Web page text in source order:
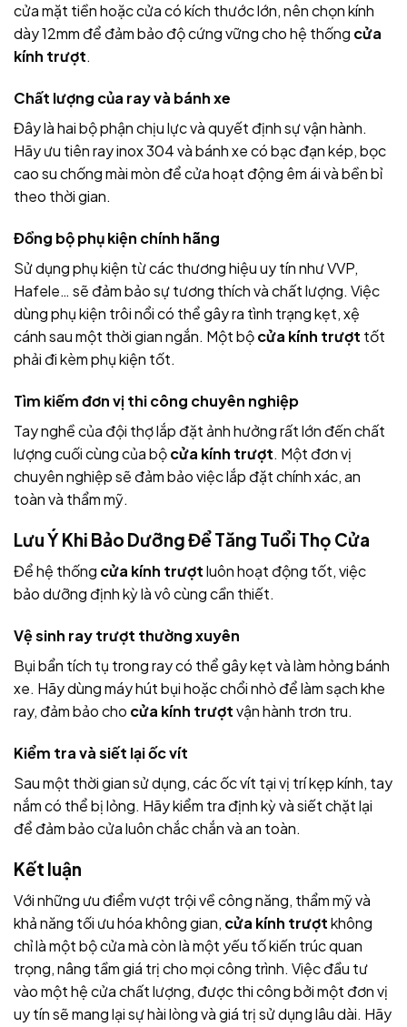
cửa mặt tiền hoặc cửa có kích thước lớn, nên chọn kính
dày 12mm để đảm bảo độ cứng vững cho hệ thống cửa
kính trượt.
Chất lượng của ray và bánh xe
Đây là hai bộ phận chịu lực và quyết định sự vận hành.
Hãy ưu tiên ray inox 304 và bánh xe có bạc đạn kép, bọc
cao su chống mài mòn để cửa hoạt động êm ái và bền bỉ
theo thời gian.
Đồng bộ phụ kiện chính hãng
Sử dụng phụ kiện từ các thương hiệu uy tín như VVP,
Hafele… sẽ đảm bảo sự tương thích và chất lượng. Việc
dùng phụ kiện trôi nổi có thể gây ra tình trạng kẹt, xệ
cánh sau một thời gian ngắn. Một bộcửa kính trượt tốt
phải đi kèm phụ kiện tốt.
Tìm kiếm đơn vị thi công chuyên nghiệp
Tay nghề của đội thợ lắp đặt ảnh hưởng rất lớn đến chất
lượng cuối cùng của bộcửa kính trượt. Một đơn vị
chuyên nghiệp sẽ đảm bảo việc lắp đặt chính xác, an
toàn và thẩm mỹ.
Lưu Ý Khi Bảo Dưỡng Để Tăng Tuổi Thọ Cửa
Để hệ thống cửa kính trượtluôn hoạt động tốt, việc
bảo dưỡng định kỳ là vô cùng cần thiết.
Vệ sinh ray trượt thường xuyên
Bụi bẩn tích tụ trong ray có thể gây kẹt và làm hỏng bánh
xe. Hãy dùng máy hút bụi hoặc chổi nhỏ để làm sạch khe
ray, đảm bảo cho cửa kính trượtvận hành trơn tru.
Kiểm tra và siết lại ốc vít
Sau một thời gian sử dụng, các ốc vít tại vị trí kẹp kính, tay
nắm có thể bị lỏng. Hãy kiểm tra định kỳ và siết chặt lại
để đảm bảo cửa luôn chắc chắn và an toàn.
Kết luận
Với những ưu điểm vượt trội về công năng, thẩm mỹ và
khả năng tối ưu hóa không gian, cửa kính trượtkhông
chỉ là một bộ cửa mà còn là một yếu tố kiến trúc quan
trọng, nâng tầm giá trị cho mọi công trình. Việc đầu tư
vào một hệ cửa chất lượng, được thi công bởi một đơn vị
uy tín sẽ mang lại sự hài lòng và giá trị sử dụng lâu dài. Hãy